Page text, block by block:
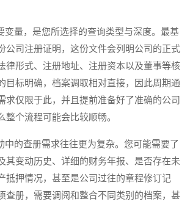
量，是您所选择的查询类型与深度。最基
公司注册证明，这份文件会列明公司的正式
律形式、注册地址、注册资本以及董事等核
目标明确，档案调取相对直接，因此周期通
求仅限于此，并且提前准备好了准确的公司
整个流程可能会比较顺畅。
的查册需求往往更为复杂。您可能需要了
其变动历史、详细的财务年报、是否存在未
抵押情况，甚至是公司过往的章程修订记
查册，需要调阅和整合不同类别的档案，甚